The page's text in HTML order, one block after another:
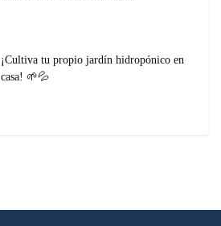
¡Cultiva tu propio jardín hidropónico en
casa! 🌱💦